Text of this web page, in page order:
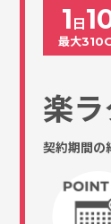
1 日
最大
楽ラ
契約期間の